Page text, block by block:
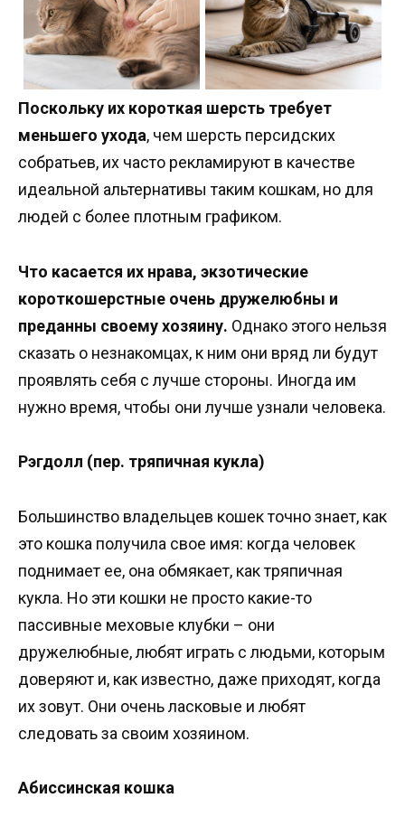
Поскольку их короткая шерсть требует
меньшего ухода, чем шерсть персидских
собратьев, их часто рекламируют в качестве
идеальной альтернативы таким кошкам, но для
людей с более плотным графиком.
Что касается их нрава, экзотические
короткошерстные очень дружелюбны и
преданны своему хозяину. Однако этого нельзя
сказать о незнакомцах, к ним они вряд ли будут
проявлять себя с лучше стороны. Иногда им
нужно время, чтобы они лучше узнали человека.
Рэгдолл (пер. тряпичная кукла)
Большинство владельцев кошек точно знает, как
это кошка получила свое имя: когда человек
поднимает ее, она обмякает, как тряпичная
кукла. Но эти кошки не просто какие-то
пассивные меховые клубки – они
дружелюбные, любят играть с людьми, которым
доверяют и, как известно, даже приходят, когда
их зовут. Они очень ласковые и любят
следовать за своим хозяином.
Абиссинская кошка